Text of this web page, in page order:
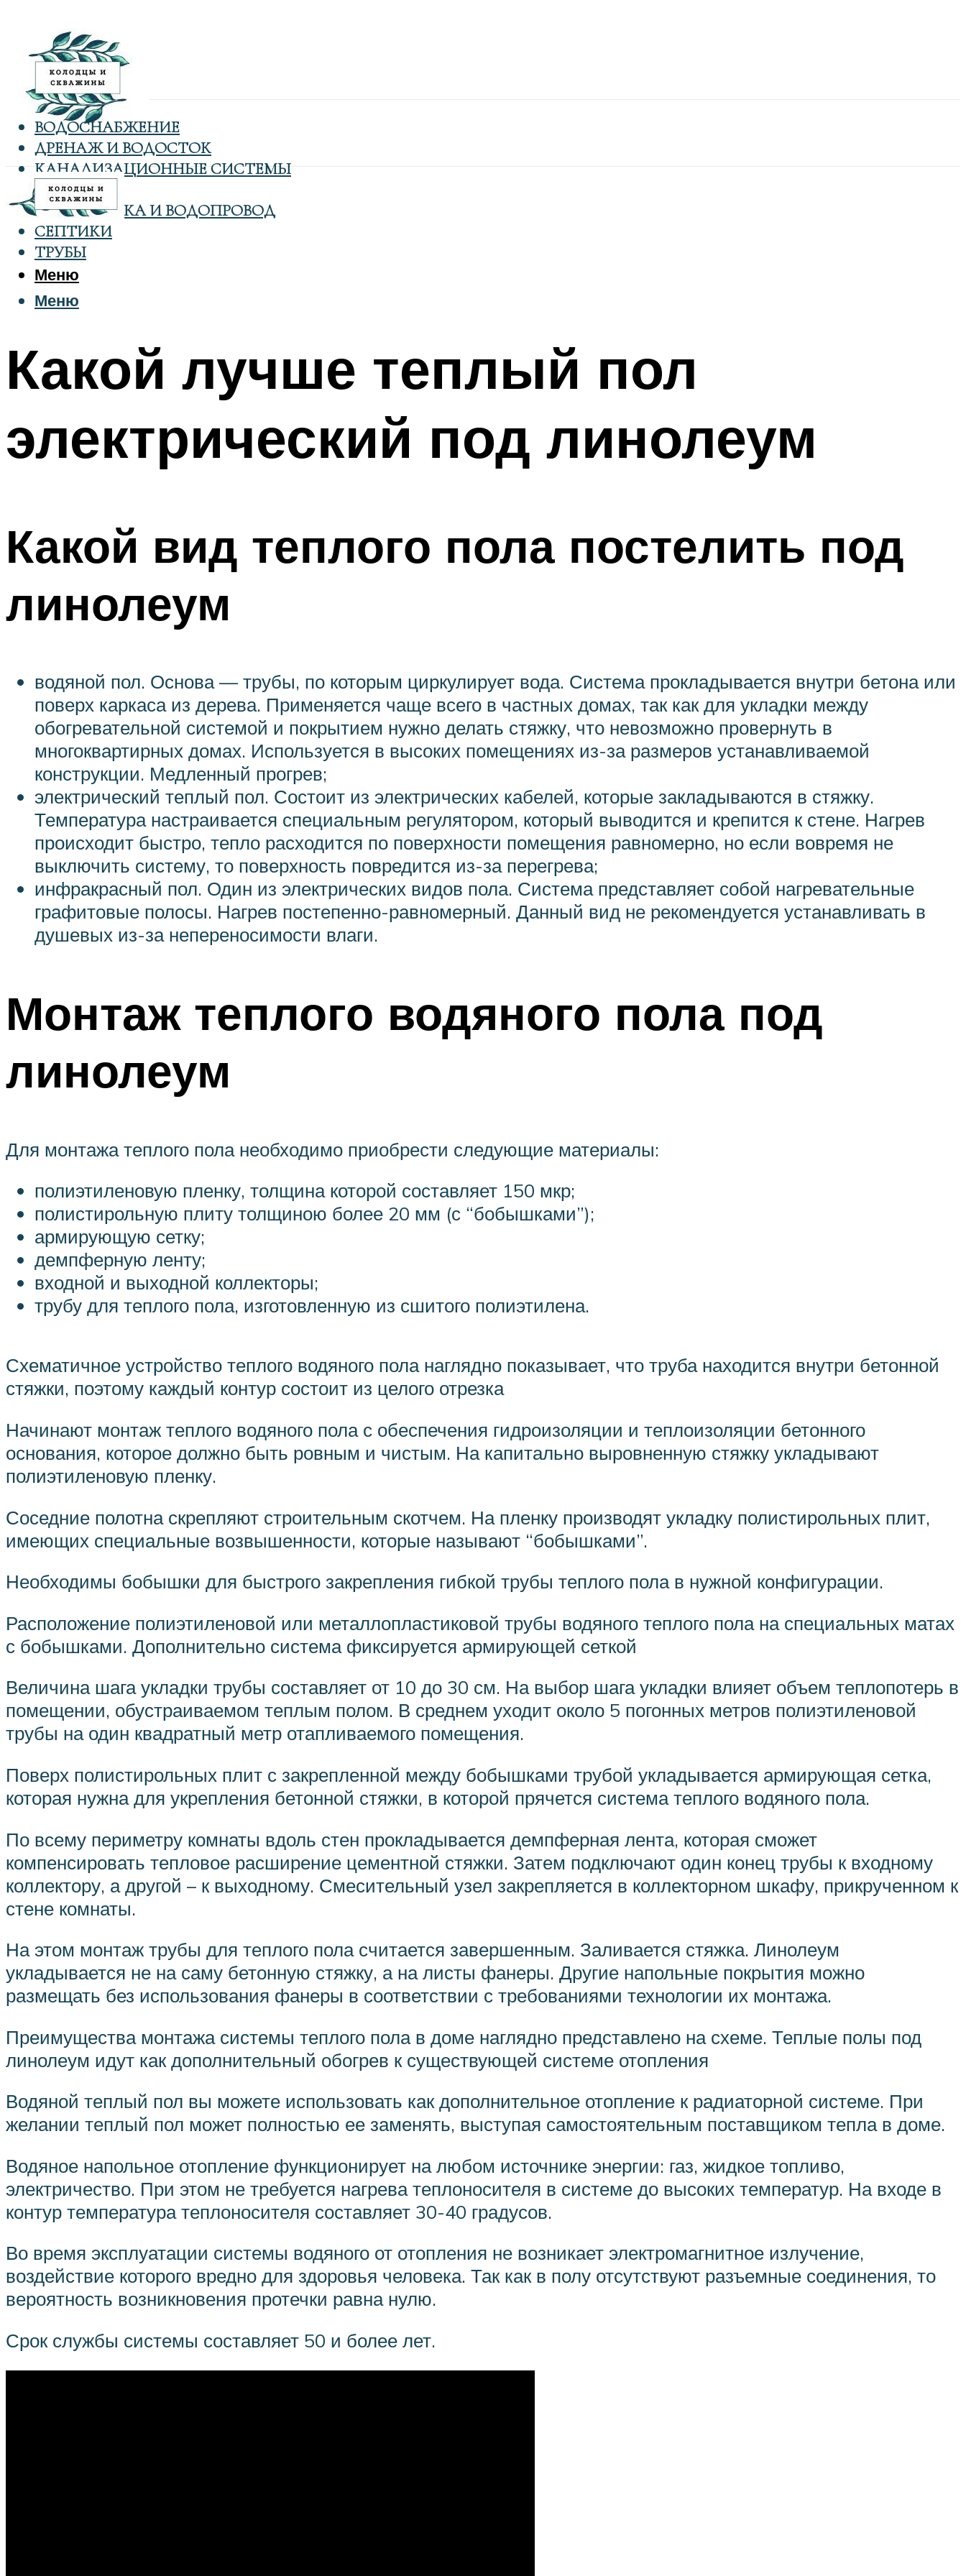
ВОДОСНАБЖЕНИЕ
ДРЕНАЖ И ВОДОСТОК
КАНАЛИЗАЦИОННЫЕ СИСТЕМЫ
КОЛОДЦЫ
САНТЕХНИКА И ВОДОПРОВОД
СЕПТИКИ
ТРУБЫ
Меню
Меню
Какой лучше теплый пол
электрический под линолеум
Какой вид теплого пола постелить под
линолеум
водяной пол. Основа — трубы, по которым циркулирует вода. Система прокладывается внутри бетона или
поверх каркаса из дерева. Применяется чаще всего в частных домах, так как для укладки между
обогревательной системой и покрытием нужно делать стяжку, что невозможно провернуть в
многоквартирных домах. Используется в высоких помещениях из-за размеров устанавливаемой
конструкции. Медленный прогрев;
электрический теплый пол. Состоит из электрических кабелей, которые закладываются в стяжку.
Температура настраивается специальным регулятором, который выводится и крепится к стене. Нагрев
происходит быстро, тепло расходится по поверхности помещения равномерно, но если вовремя не
выключить систему, то поверхность повредится из-за перегрева;
инфракрасный пол. Один из электрических видов пола. Система представляет собой нагревательные
графитовые полосы. Нагрев постепенно-равномерный. Данный вид не рекомендуется устанавливать в
душевых из-за непереносимости влаги.
Монтаж теплого водяного пола под
линолеум
Для монтажа теплого пола необходимо приобрести следующие материалы:
полиэтиленовую пленку, толщина которой составляет 150 мкр;
полистирольную плиту толщиною более 20 мм (с “бобышками”);
армирующую сетку;
демпферную ленту;
входной и выходной коллекторы;
трубу для теплого пола, изготовленную из сшитого полиэтилена.
Схематичное устройство теплого водяного пола наглядно показывает, что труба находится внутри бетонной
стяжки, поэтому каждый контур состоит из целого отрезка
Начинают монтаж теплого водяного пола с обеспечения гидроизоляции и теплоизоляции бетонного
основания, которое должно быть ровным и чистым. На капитально выровненную стяжку укладывают
полиэтиленовую пленку.
Соседние полотна скрепляют строительным скотчем. На пленку производят укладку полистирольных плит,
имеющих специальные возвышенности, которые называют “бобышками”.
Необходимы бобышки для быстрого закрепления гибкой трубы теплого пола в нужной конфигурации.
Расположение полиэтиленовой или металлопластиковой трубы водяного теплого пола на специальных матах
с бобышками. Дополнительно система фиксируется армирующей сеткой
Величина шага укладки трубы составляет от 10 до 30 см. На выбор шага укладки влияет объем теплопотерь в
помещении, обустраиваемом теплым полом. В среднем уходит около 5 погонных метров полиэтиленовой
трубы на один квадратный метр отапливаемого помещения.
Поверх полистирольных плит с закрепленной между бобышками трубой укладывается армирующая сетка,
которая нужна для укрепления бетонной стяжки, в которой прячется система теплого водяного пола.
По всему периметру комнаты вдоль стен прокладывается демпферная лента, которая сможет
компенсировать тепловое расширение цементной стяжки. Затем подключают один конец трубы к входному
коллектору, а другой – к выходному. Смесительный узел закрепляется в коллекторном шкафу, прикрученном к
стене комнаты.
На этом монтаж трубы для теплого пола считается завершенным. Заливается стяжка. Линолеум
укладывается не на саму бетонную стяжку, а на листы фанеры. Другие напольные покрытия можно
размещать без использования фанеры в соответствии с требованиями технологии их монтажа.
Преимущества монтажа системы теплого пола в доме наглядно представлено на схеме. Теплые полы под
линолеум идут как дополнительный обогрев к существующей системе отопления
Водяной теплый пол вы можете использовать как дополнительное отопление к радиаторной системе. При
желании теплый пол может полностью ее заменять, выступая самостоятельным поставщиком тепла в доме.
Водяное напольное отопление функционирует на любом источнике энергии: газ, жидкое топливо,
электричество. При этом не требуется нагрева теплоносителя в системе до высоких температур. На входе в
контур температура теплоносителя составляет 30-40 градусов.
Во время эксплуатации системы водяного от отопления не возникает электромагнитное излучение,
воздействие которого вредно для здоровья человека. Так как в полу отсутствуют разъемные соединения, то
вероятность возникновения протечки равна нулю.
Срок службы системы составляет 50 и более лет.